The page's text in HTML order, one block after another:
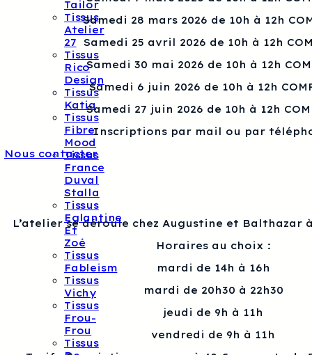
Tailor
Tissus
Atelier
27
Tissus
Rico
Design
Tissus
Katia
Tissus
Fibre
Mood
Tissus
France
Duval
Stalla
Tissus
Eglantine
Et
Zoé
Tissus
Fableism
Tissus
Vichy
Tissus
Frou-
Frou
Tissus
Samedi 28 mars 2026 de 10h à 12h
Samedi 25 avril 2026 de 10h à 12h
Samedi 30 mai 2026 de 10h à 12h
Samedi 6 juin 2026 de 10h à 12h
Samedi 27 juin 2026 de 10h à 12h
Inscriptions par mail ou par
Nous contacter
L’atelier se déroule chez Augustine et Balthazar
Horaires au choix :
mardi de 14h à 16h
mardi de 20h30 à 22h30
jeudi de 9h à 11h
vendredi de 9h à 11h